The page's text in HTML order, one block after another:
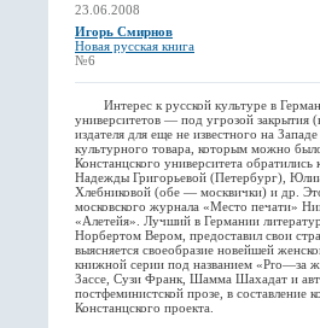
23.06.2008
Игорь Смирнов
Новая русская книга
№6
Интерес к русской культуре в
университетов — под угрозой закрытия
издателя для еще не известного на
культурного товара, которым можно
Констанцского университета
Надежды Григорьевой (Петербург),
Хлебниковой (обе — москвички) и др.
московского журнала «Место печати»
«Алетейя». Лучший в Германии
Норбертом Вером, предоставил свои
выясняется своеобразие новейшей
книжной серии под названием «Pro—за
Зассе, Сузи Франк, Шамма Шахадат и
постфеминистской прозе, в составление
Констанцского проекта.